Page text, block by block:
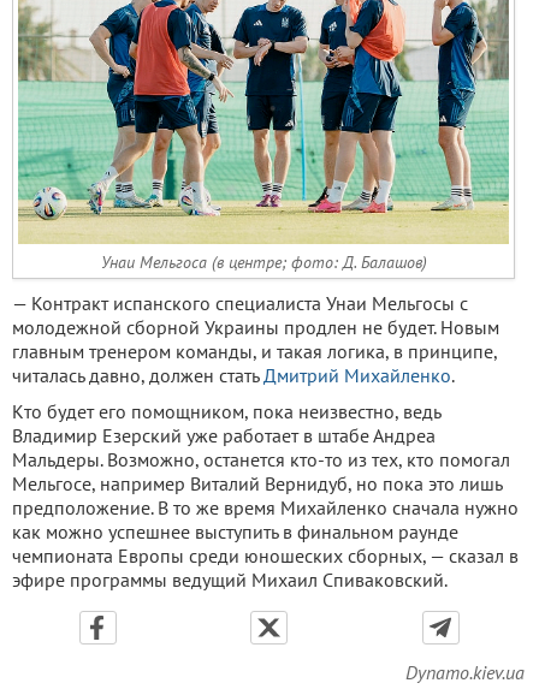
Унаи Мельгоса (в центре; фото: Д. Балашов)
— Контракт испанского специалиста Унаи Мельгосы с
молодежной сборной Украины продлен не будет. Новым
главным тренером команды, и такая логика, в принципе,
читалась давно, должен стать Дмитрий Михайленко.
Кто будет его помощником, пока неизвестно, ведь
Владимир Езерский уже работает в штабе Андреа
Мальдеры. Возможно, останется кто-то из тех, кто помогал
Мельгосе, например Виталий Вернидуб, но пока это лишь
предположение. В то же время Михайленко сначала нужно
как можно успешнее выступить в финальном раунде
чемпионата Европы среди юношеских сборных, — сказал в
эфире программы ведущий Михаил Спиваковский.
Dynamo.kiev.ua